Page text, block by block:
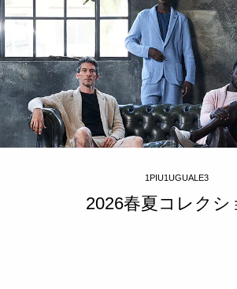
1PIU1UGUALE3
2026春夏コレクシ